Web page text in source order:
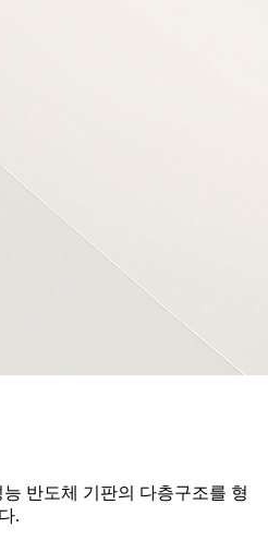
반도체 기판의 다층구조를 형
.